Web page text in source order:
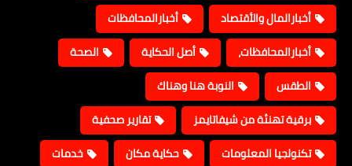
أخبارالمال والأقتصاد
أخبارالمحافظات
أخبارالمحافظات،
أصل الحكاية
الصحة
الطقس
النوبة هنا وهناك
برقية تهنئة من شيفاتايمز
تقارير صحفية
تكنولجيا المعلومات
حكاية مكان
خدمات